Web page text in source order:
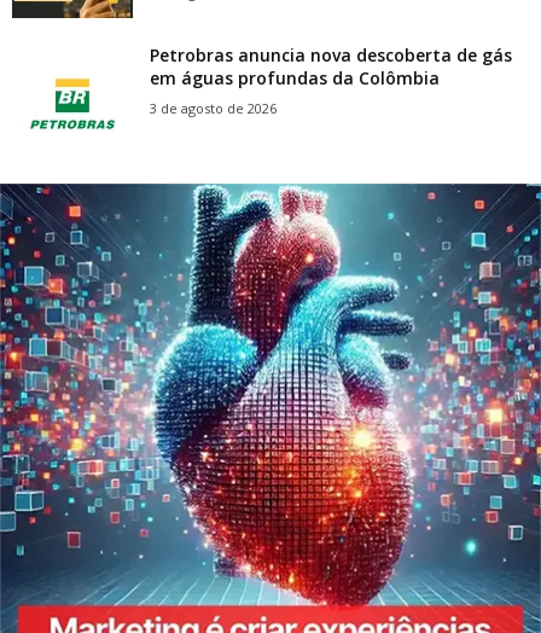
Petrobras anuncia nova descoberta de gás
em águas profundas da Colômbia
3 de agosto de 2026